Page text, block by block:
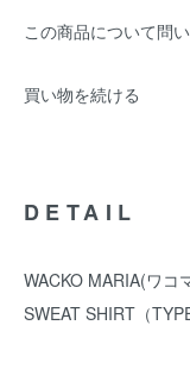
この商品について問
買い物を続ける
DETAIL
WACKO MARIA(ワコ
SWEAT SHIRT（